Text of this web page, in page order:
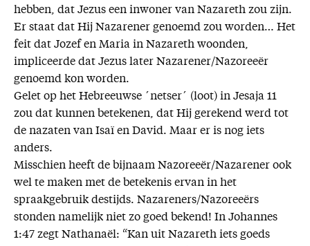
hebben, dat Jezus een inwoner van Nazareth zou zijn.
Er staat dat Hij Nazarener genoemd zou worden… Het
feit dat Jozef en Maria in Nazareth woonden,
impliceerde dat Jezus later Nazarener/Nazoreeër
genoemd kon worden.
Gelet op het Hebreeuwse ´netser´ (loot) in Jesaja 11
zou dat kunnen betekenen, dat Hij gerekend werd tot
de nazaten van Isaï en David. Maar er is nog iets
anders.
Misschien heeft de bijnaam Nazoreeër/Nazarener ook
wel te maken met de betekenis ervan in het
spraakgebruik destijds. Nazareners/Nazoreeërs
stonden namelijk niet zo goed bekend! In Johannes
1:47 zegt Nathanaël: “Kan uit Nazareth iets goeds